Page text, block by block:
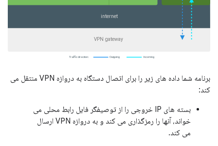
برنامه شما داده های زیر را برای اتصال دستگاه به دروازه VPN منتقل می
کند:
بسته های IP خروجی را از توصیفگر فایل رابط محلی می
خواند، آنها را رمزگذاری می کند و به دروازه VPN ارسال
می کند.